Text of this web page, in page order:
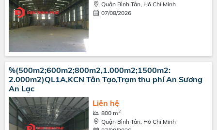
Quận Bình Tân, Hồ Chí Minh
07/08/2026
%(500m2;600m2;800m2,1.000m2;1500m2:
2.000m2)QL1A,KCN Tân Tạo,Trạm thu phí An Sương
An Lạc
Liên hệ
800 m2
Quận Bình Tân, Hồ Chí Minh